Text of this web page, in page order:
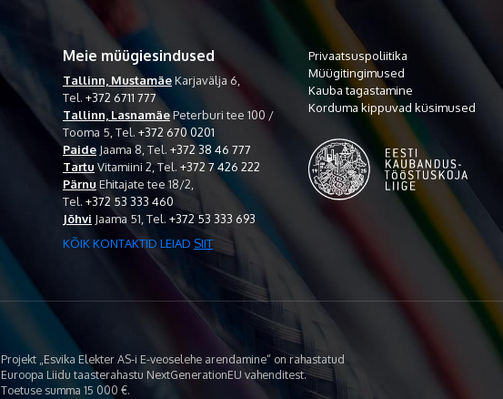
Meie müügiesindused
Tallinn, MustamäeKarjavälja 6,
Tel. +372 6711 777
Tallinn, LasnamäePeterburi tee 100 /
Tooma 5, Tel. +372 670 0201
Paide Jaama 8, Tel. +372 38 46 777
Tartu Vitamiini 2,Tel. +372 7 426 222
Pärnu Ehitajate tee 18/2,
Tel. +372 53 333 460
Jõhvi Jaama 51, Tel. +372 53 333 693
KÕIK KONTAKTID LEIAD SIIT
Privaatsuspoliitika
Müügitingimused
Kauba tagastamine
Korduma kippuvad küsimused
Projekt „Esvika Elekter AS-i E-veoselehe arendamine“ on rahastatud
Euroopa Liidu taasterahastu NextGenerationEU vahenditest.
Toetuse summa 15 000 €.